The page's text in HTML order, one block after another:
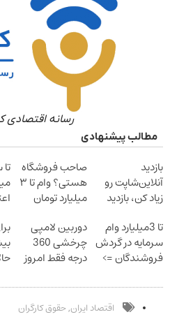
رسانه اقتصادی
مطالب پیشنهادی
بازدید
آنلاین‌شاپت رو
زیاد کن، بازدید
بیشتر
صاحب فروشگاه
هستی؟ وام تا ۳
میلیارد تومان
تا 3میلیارد وام
سرمایه در گردش
فروشندگان =>
ثبت کن
دوربین لامپی
چرخشی 360
درجه فقط امروز
پرداخت درب
منزل
اقتصاد ایران, حقوق کارگران